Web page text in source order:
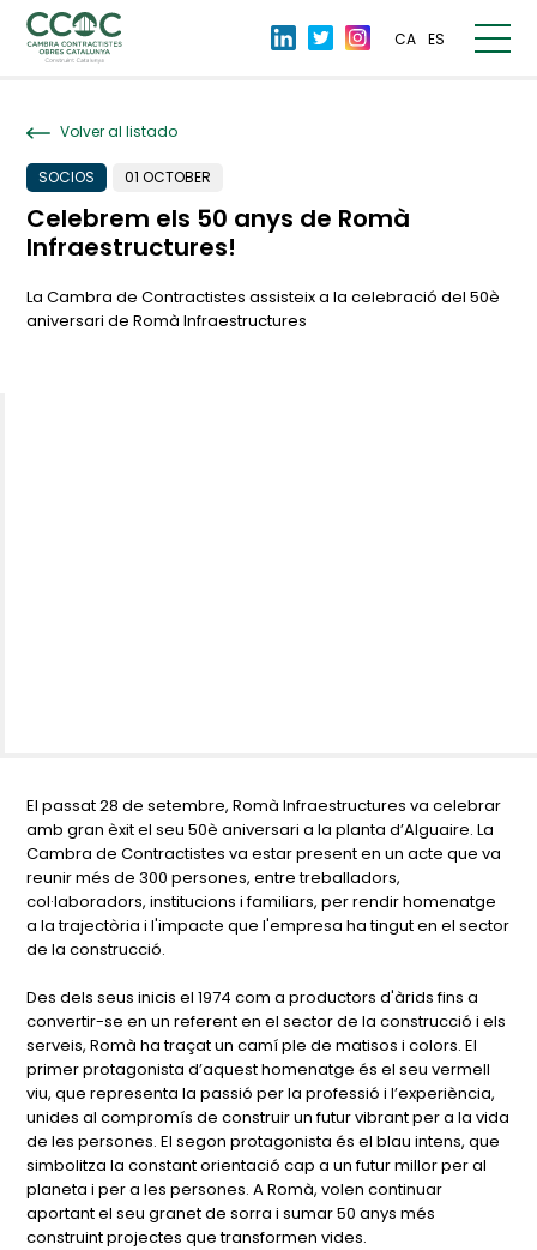
CA ES
Volver al listado
SOCIOS 01 OCTOBER
Celebrem els 50 anys de Romà
Infraestructures!
La Cambra de Contractistes assisteix a la celebració del 50è
aniversari de Romà Infraestructures
El passat 28 de setembre, Romà Infraestructures va celebrar
amb gran èxit el seu 50è aniversari a la planta d’Alguaire. La
Cambra de Contractistes va estar present en un acte que va
reunir més de 300 persones, entre treballadors,
col·laboradors, institucions i familiars, per rendir homenatge
a la trajectòria i l'impacte que l'empresa ha tingut en el sector
de la construcció.
Des dels seus inicis el 1974 com a productors d'àrids fins a
convertir-se en un referent en el sector de la construcció i els
serveis, Romà ha traçat un camí ple de matisos i colors. El
primer protagonista d’aquest homenatge és el seu vermell
viu, que representa la passió per la professió i l’experiència,
unides al compromís de construir un futur vibrant per a la vida
de les persones. El segon protagonista és el blau intens, que
simbolitza la constant orientació cap a un futur millor per al
planeta i per a les persones. A Romà, volen continuar
aportant el seu granet de sorra i sumar 50 anys més
construint projectes que transformen vides.